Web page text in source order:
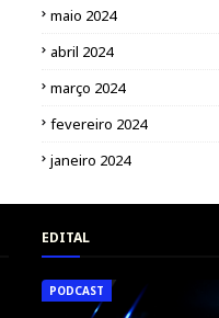
maio 2024
abril 2024
março 2024
fevereiro 2024
janeiro 2024
EDITAL
PODCAST